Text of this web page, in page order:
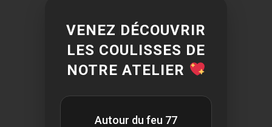
VENEZ DÉCOUVRIR
LES COULISSES DE
NOTRE ATELIER
Autour du feu 77